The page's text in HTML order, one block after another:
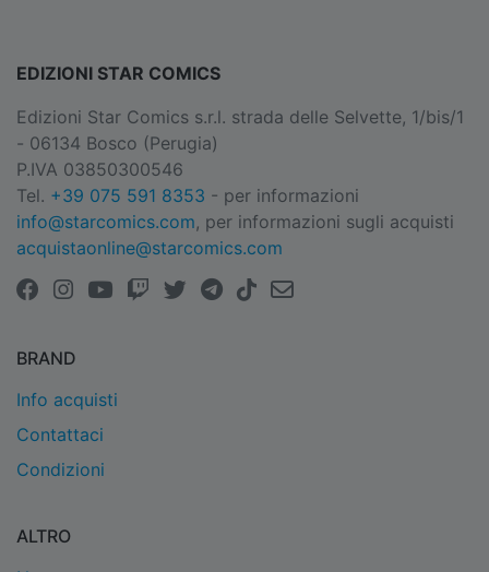
EDIZIONI STAR COMICS
Edizioni Star Comics s.r.l. strada delle Selvette, 1/bis/1
- 06134 Bosco (Perugia)
P.IVA 03850300546
Tel. +39 075 591 8353 - per informazioni
info@starcomics.com, per informazioni sugli acquisti
acquistaonline@starcomics.com
BRAND
Info acquisti
Contattaci
Condizioni
ALTRO